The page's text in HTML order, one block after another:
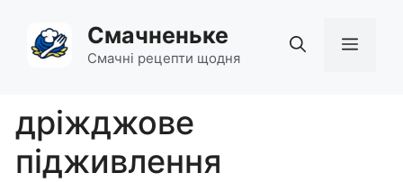
вмісту
Смачненьке
Смачні рецепти щодня
дріжджове
підживлення